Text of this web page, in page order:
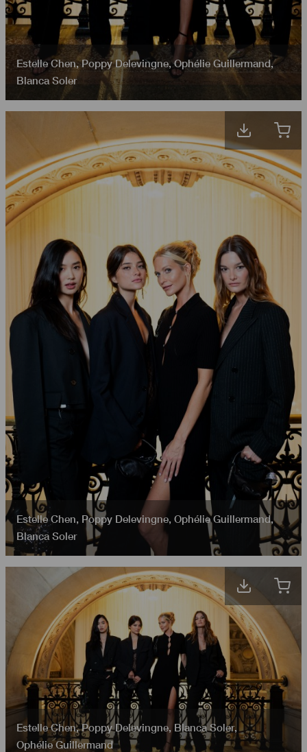
Estelle Chen,Poppy Delevingne,Ophélie Guillermand,
Blanca Soler
Estelle Chen, Poppy Delevingne, Ophélie Guillermand,
Blanca Soler
Estelle Chen,Poppy Delevingne, Blanca Soler,
Ophélie Guillermand